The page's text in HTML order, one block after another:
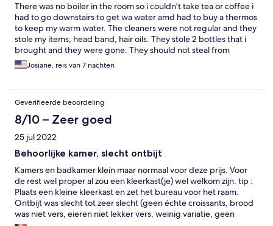
There was no boiler in the room so i couldn't take tea or coffee i
had to go downstairs to get wa water amd had to buy a thermos
to keep my warm water. The cleaners were not regular and they
stole my items; head band, hair oils. They stole 2 bottles that i
brought and they were gone. They should not steal from
customers so i was so disappointed. I am yet to check my
jewelery. I hope they didn't steal it!
Josiane, reis van 7 nachten
Geverifieerde beoordeling
8/10 – Zeer goed
25 jul 2022
Behoorlijke kamer, slecht ontbijt
Kamers en badkamer klein maar normaal voor deze prijs. Voor
de rest wel proper al zou een kleerkast(je) wel welkom zijn. tip :
Plaats een kleine kleerkast en zet het bureau voor het raam.
Ontbijt was slecht tot zeer slecht (geen échte croissants, brood
was niet vers, eieren niet lekker vers, weinig variatie, geen